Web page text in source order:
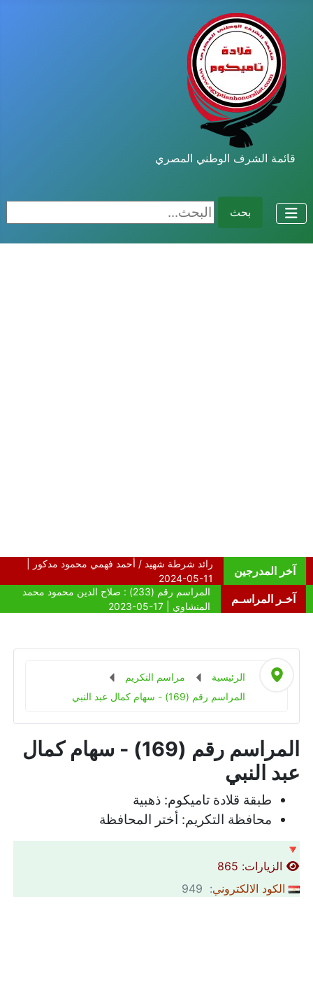
قائمة الشرف الوطني المصري
بحث البحث...
آخر المدرجين
آخـر المراسـم
الرئيسية
مراسم التكريم
المراسم رقم (169) - سهام كمال عبد النبي
المراسم رقم (169) - سهام كمال
عبد النبي
طبقة قلادة تاميكوم: ذهبية
محافظة التكريم: أختر المحافظة
🔻
الزيارات: 865
الكود الالكتروني: 949